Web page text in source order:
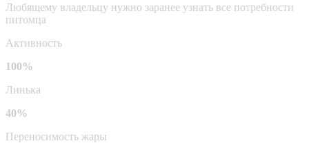
Любящему владельцу нужно заранее узнать все потребности
питомца
Активность
100%
Линька
40%
Переносимость жары